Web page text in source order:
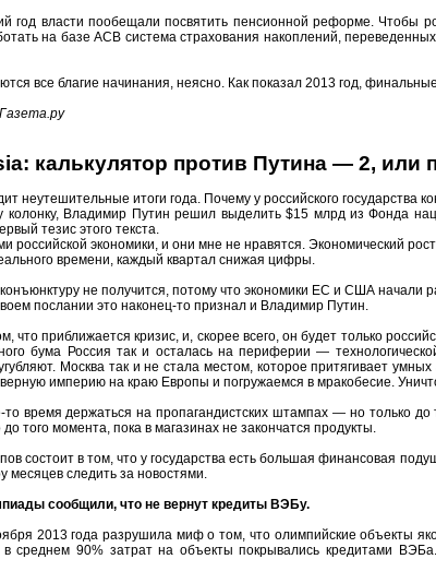
год власти пообещали посвятить пенсионной реформе. Чтобы
на базе АСВ система страхования накоплений,
все благие начинания, неясно. Как показал 2013 год,
калькулятор против Путина — 2, или
неутешительные итоги года. Почему у российского государства
колонку, Владимир Путин решил выделить $15 млрд из Фонда
тезис этого текста.
российской экономики, и они мне не нравятся. Экономический
времени, каждый квартал снижая цифры.
не получится, потому что экономики ЕС и США начали
послании это наконец-то признал и Владимир Путин.
что приближается кризис, и, скорее всего, он будет только
бума Россия так и осталась на периферии —
Москва так и не стала местом, которое притягивает
империю на краю Европы и погружаемся в мракобесие.
то время держаться на пропагандистских штампах — но только
того момента, пока в магазинах не закончатся продукты.
состоит в том, что у государства есть большая финансовая
месяцев следить за новостями.
сообщили, что не вернут кредиты ВЭБу.
2013 года разрушила миф о том, что олимпийские объекты
в среднем 90% затрат на объекты покрывались кредитами